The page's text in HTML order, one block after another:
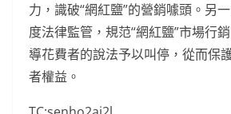
力，識破“網紅鹽”的營銷噱頭。另
度法律監管，規范“網紅鹽”市場行
導花費者的說法予以叫停，從而保
者權益。